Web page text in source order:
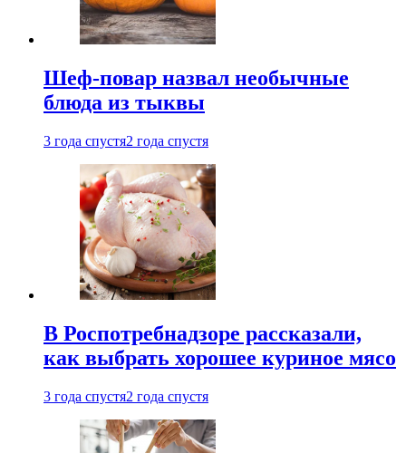
Шеф-повар назвал необычные
блюда из тыквы
3 года спустя2 года спустя
В Роспотребнадзоре рассказали,
как выбрать хорошее куриное мясо
3 года спустя2 года спустя